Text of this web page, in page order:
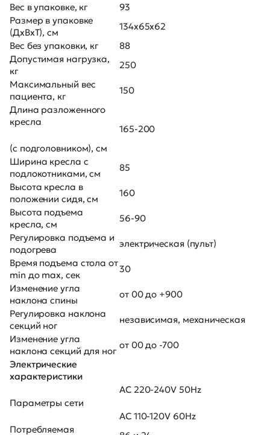
Вес в упаковке, кг
93
Размер в упаковке
(ДхВхТ), см
134х65х62
Вес без упаковки, кг
88
Допустимая нагрузка,
кг
250
Максимальный вес
пациента, кг
150
Длина разложенного
кресла
(с подголовником), см
165-200
Ширина кресла c
подлокотниками, см
85
Высота кресла в
положении сидя, см
160
Высота подъема
кресла, см
56-90
Регулировка подъема и
подогрева
электрическая (пульт)
Время подъема стола от
min до max, сек
30
Изменение угла
наклона спины
от 00 до +900
Регулировка наклона
секций ног
независимая, механическая
Изменение угла
наклона секций для ног
от 00 до -700
Электрические
характеристики
Параметры сети
AC 220-240V 50Hz
AC 110-120V 60Hz
Потребляемая